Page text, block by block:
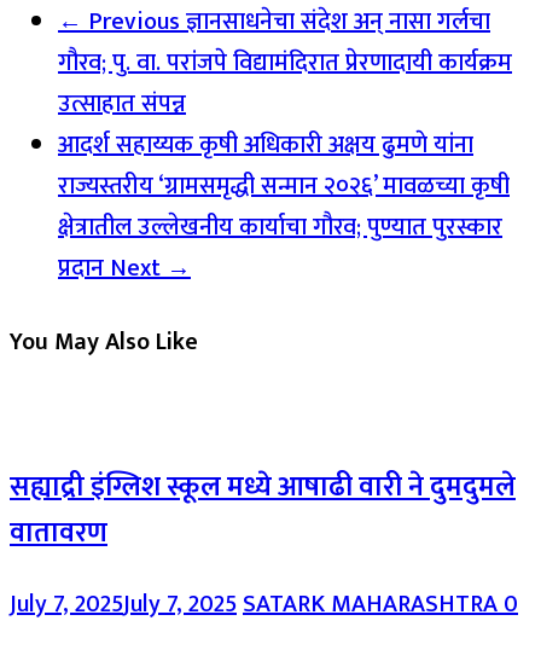
← Previousज्ञानसाधनेचा संदेश अन् नासा गर्लचा
गौरव; पु. वा. परांजपे विद्यामंदिरात प्रेरणादायी कार्यक्रम
उत्साहात संपन्न
आदर्श सहाय्यक कृषी अधिकारी अक्षय ढुमणे यांना
राज्यस्तरीय ‘ग्रामसमृद्धी सन्मान २०२६’ मावळच्या कृषी
क्षेत्रातील उल्लेखनीय कार्याचा गौरव; पुण्यात पुरस्कार
प्रदानNext →
You May Also Like
सह्याद्री इंग्लिश स्कूल मध्ये आषाढी वारी ने दुमदुमले
वातावरण
July 7, 2025July 7, 2025SATARK MAHARASHTRA0